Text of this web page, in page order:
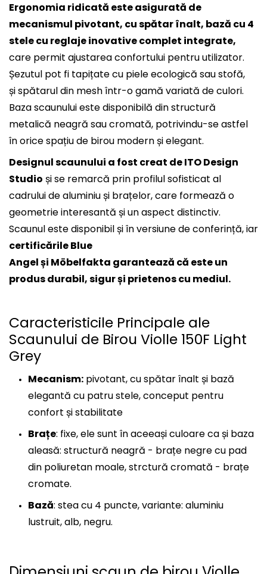
Ergonomia ridicată este asigurată de
mecanismul pivotant, cu spătar înalt, bază cu 4
stele cu reglaje inovative complet integrate,
care permit ajustarea confortului pentru utilizator.
Șezutul pot fi tapițate cu piele ecologică sau stofă,
și spătarul din mesh într-o gamă variată de culori.
Baza scaunului este disponibilă din structură
metalică neagră sau cromată, potrivindu-se astfel
în orice spațiu de birou modern și elegant.
Designul scaunului a fost creat de ITO Design
Studio și se remarcă prin profilul sofisticat al
cadrului de aluminiu și brațelor, care formează o
geometrie interesantă și un aspect distinctiv.
Scaunul este disponibil și în versiune de conferință, iar
certificările Blue
Angel și Möbelfakta garantează că este un
produs durabil, sigur și prietenos cu mediul.
Caracteristicile Principale ale
Scaunului de Birou Violle 150F Light
Grey
Mecanism: pivotant, cu spătar înalt și bază
elegantă cu patru stele, conceput pentru
confort și stabilitate
Brațe: fixe, ele sunt în aceeași culoare ca și baza
aleasă: structură neagră - brațe negre cu pad
din poliuretan moale, strctură cromată - brațe
cromate.
Bază: stea cu 4 puncte, variante: aluminiu
lustruit, alb, negru.